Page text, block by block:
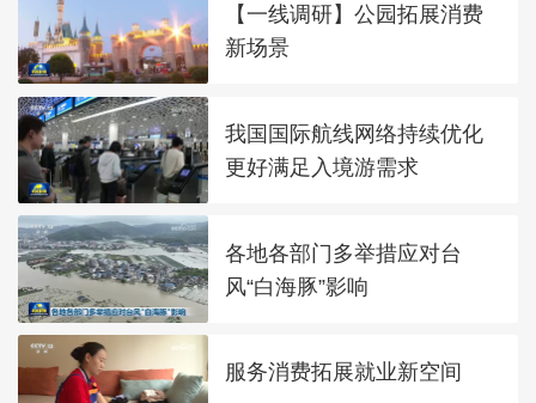
【一线调研】公园拓展消费
新场景
我国国际航线网络持续优化
更好满足入境游需求
各地各部门多举措应对台
风“白海豚”影响
服务消费拓展就业新空间